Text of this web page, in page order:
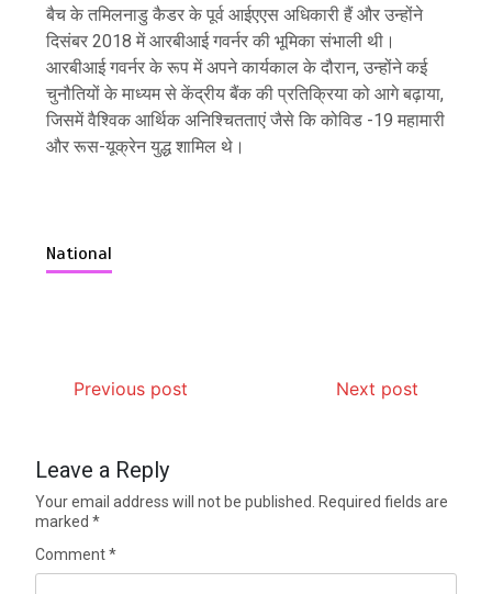
बैच के तमिलनाडु कैडर के पूर्व आईएएस अधिकारी हैं और उन्होंने
दिसंबर 2018 में आरबीआई गवर्नर की भूमिका संभाली थी।
आरबीआई गवर्नर के रूप में अपने कार्यकाल के दौरान, उन्होंने कई
चुनौतियों के माध्यम से केंद्रीय बैंक की प्रतिक्रिया को आगे बढ़ाया,
जिसमें वैश्विक आर्थिक अनिश्चितताएं जैसे कि कोविड -19 महामारी
और रूस-यूक्रेन युद्ध शामिल थे।
National
Previous post Next post
Leave a Reply
Your email address will not be published.
Required fields are
marked*
Comment*